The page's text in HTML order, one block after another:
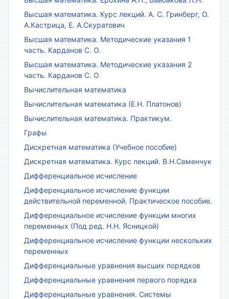
Высшая математика. Курс лекций. А. С. Гринберг, О.
А.Кастрица, Е. А.Скуратович
Высшая математика. Методические указания 1
часть. Карданов С. О.
Высшая математика. Методические указания 2
часть. Карданов С. О
Вычислительная математика
Вычислительная математика (Е.Н. Платонов)
Вычислительная математика. Практикум.
Графы
Дискретная математика (Учебное пособие)
Дискретная математика. Курс лекций. В.Н.Семенчук
Дифференциальное исчисление
Дифференциальное исчисление функции
действительной переменной. Практическое пособие.
Дифференциальное исчисление функции многих
переменных (Под ред. Н.Н. Ясницкой)
Дифференциальное исчисление функции нескольких
переменных
Дифференциальные уравнения высших порядков
Дифференциальные уравнения первого порядка
Дифференциальные уравнения. Системы